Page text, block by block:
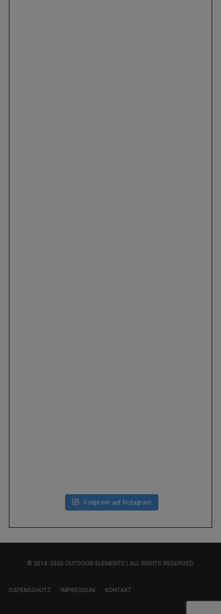
Folge mir auf Instagram
© 2014-2026 OUTDOOR ELEMENTS | ALL RIGHTS RESERVED
DATENSCHUTZ IMPRESSUM KONTAKT